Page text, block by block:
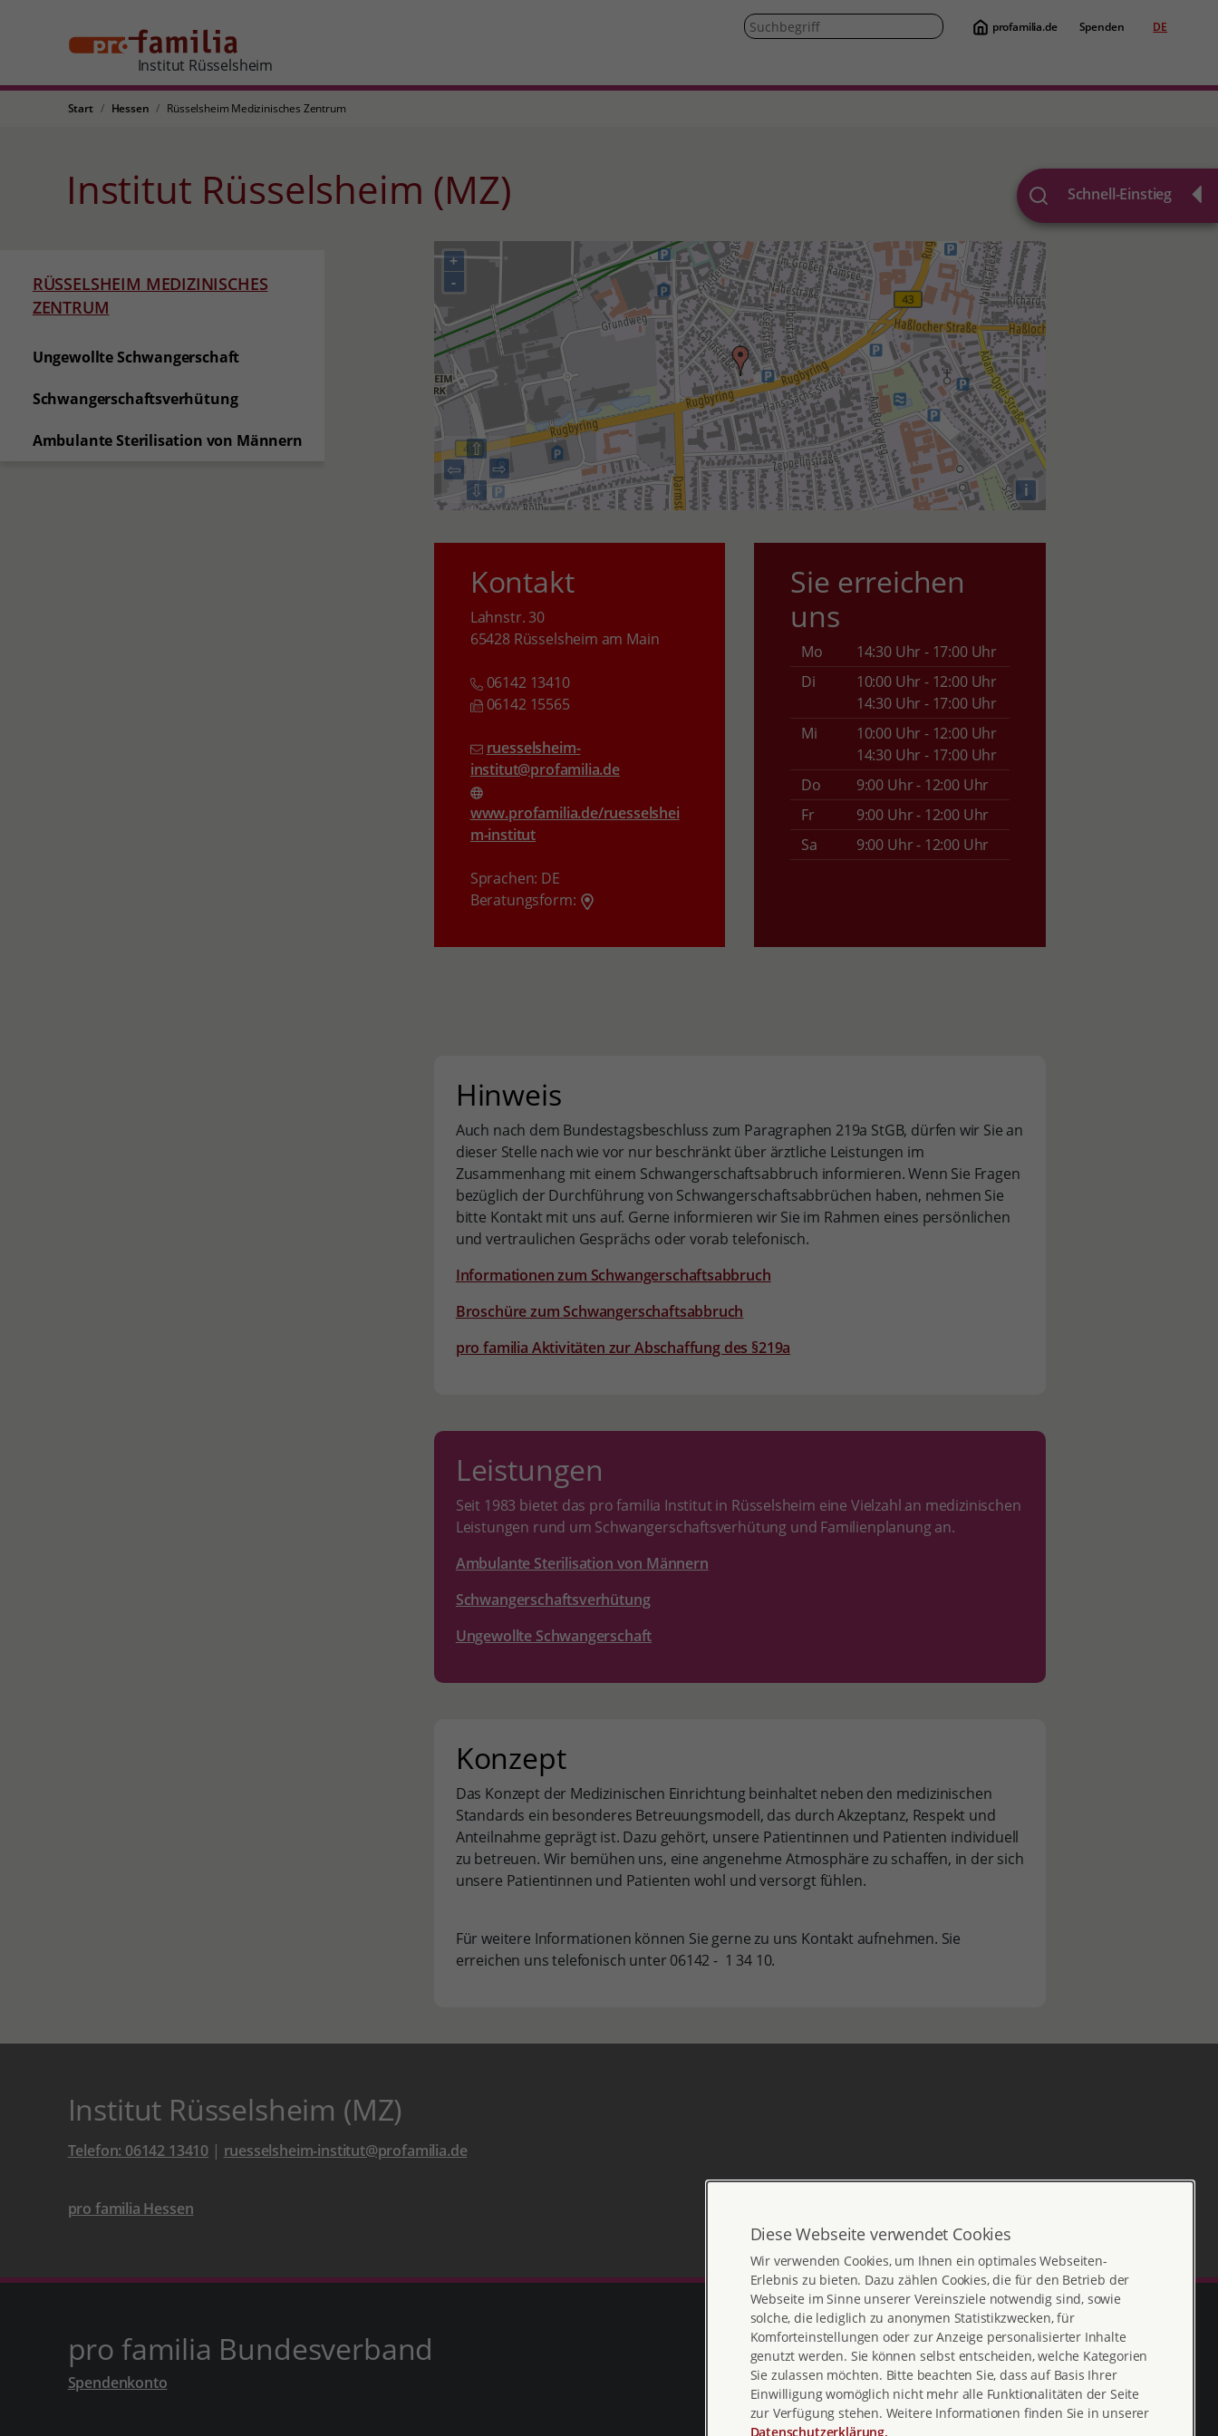
Institut Rüsselsheim
profamilia.de Spenden DE
Start Hessen Rüsselsheim Medizinisches Zentrum
Schnell-Einstieg
RÜSSELSHEIM MEDIZINISCHES
ZENTRUM
Ungewollte Schwangerschaft
Schwangerschaftsverhütung
Ambulante Sterilisation von Männern
Institut Rüsselsheim (MZ)
⇧
⇨
⇦
⇩
+
-
i
Kontakt
Lahnstr. 30
65428 Rüsselsheim am Main
06142 13410
06142 15565
ruesselsheim-
institut@profamilia.de
www.profamilia.de/ruesselshei
m-institut
Sprachen: DE
Beratungsform:
Sie erreichen
uns
Mo
14:30 Uhr - 17:00 Uhr
Di
10:00 Uhr - 12:00 Uhr
14:30 Uhr - 17:00 Uhr
Mi
10:00 Uhr - 12:00 Uhr
14:30 Uhr - 17:00 Uhr
Do
9:00 Uhr - 12:00 Uhr
Fr
9:00 Uhr - 12:00 Uhr
Sa
9:00 Uhr - 12:00 Uhr
Hinweis
Auch nach dem Bundestagsbeschluss zum Paragraphen 219a StGB, dürfen wir Sie an
dieser Stelle nach wie vor nur beschränkt über ärztliche Leistungen im
Zusammenhang mit einem Schwangerschaftsabbruch informieren. Wenn Sie Fragen
bezüglich der Durchführung von Schwangerschaftsabbrüchen haben, nehmen Sie
bitte Kontakt mit uns auf. Gerne informieren wir Sie im Rahmen eines persönlichen
und vertraulichen Gesprächs oder vorab telefonisch.
Informationen zum Schwangerschaftsabbruch
Broschüre zum Schwangerschaftsabbruch
pro familia Aktivitäten zur Abschaffung des §219a
Leistungen
Seit 1983 bietet das pro familia Institut in Rüsselsheim eine Vielzahl an medizinischen
Leistungen rund um Schwangerschaftsverhütung und Familienplanung an.
Ambulante Sterilisation von Männern
Schwangerschaftsverhütung
Ungewollte Schwangerschaft
Konzept
Das Konzept der Medizinischen Einrichtung beinhaltet neben den medizinischen
Standards ein besonderes Betreuungsmodell, das durch Akzeptanz, Respekt und
Anteilnahme geprägt ist. Dazu gehört, unsere Patientinnen und Patienten individuell
zu betreuen. Wir bemühen uns, eine angenehme Atmosphäre zu schaffen, in der sich
unsere Patientinnen und Patienten wohl und versorgt fühlen.
Für weitere Informationen können Sie gerne zu uns Kontakt aufnehmen. Sie
erreichen uns telefonisch unter 06142 - 1 34 10.
Institut Rüsselsheim (MZ)
Telefon: 06142 13410 | ruesselsheim-institut@profamilia.de
pro familia Hessen
pro familia Bundesverband
Spendenkonto
Diese Webseite verwendet Cookies
Wir verwenden Cookies, um Ihnen ein optimales Webseiten-
Erlebnis zu bieten. Dazu zählen Cookies, die für den Betrieb der
Webseite im Sinne unserer Vereinsziele notwendig sind, sowie
solche, die lediglich zu anonymen Statistikzwecken, für
Komforteinstellungen oder zur Anzeige personalisierter Inhalte
genutzt werden. Sie können selbst entscheiden, welche Kategorien
Sie zulassen möchten. Bitte beachten Sie, dass auf Basis Ihrer
Einwilligung womöglich nicht mehr alle Funktionalitäten der Seite
zur Verfügung stehen. Weitere Informationen finden Sie in unserer
Datenschutzerklärung.